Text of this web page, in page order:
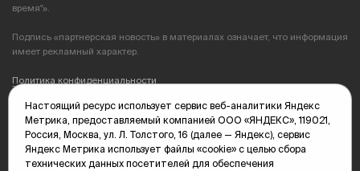
время"».
Подпись «партнерская новость» в материалах означает, что информация
имеет рекламный характер.
Политика конфиденциальности
Редакция: 625035, Тюмень, пр. Геологоразведчиков, 28А
(3452) 68-89-05
edit@vsluh.ru
Главный редактор: Панкина Т.Ю.
Настоящий ресурс использует сервис веб-аналитики Яндекс
Метрика, предоставляемый компанией ООО «ЯНДЕКС», 119021,
Россия, Москва, ул. Л. Толстого, 16 (далее — Яндекс), сервис
Яндекс Метрика использует файлы «cookie» с целью сбора
технических данных посетителей для обеспечения